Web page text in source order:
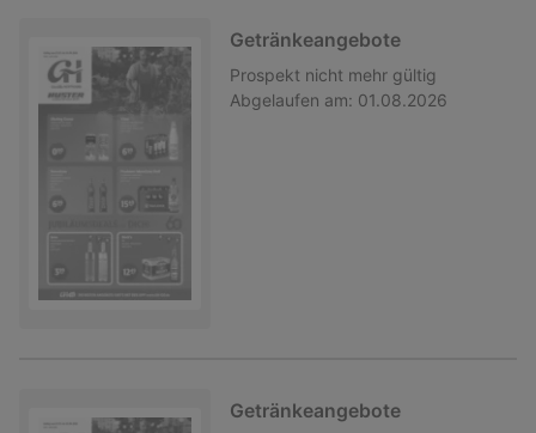
Getränkeangebote
Prospekt nicht mehr gültig
Abgelaufen am: 01.08.2026
Getränkeangebote